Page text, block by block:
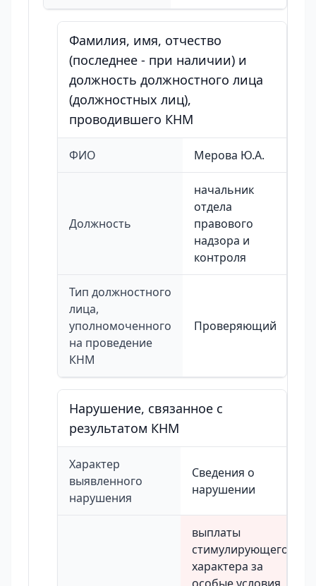
Фамилия, имя, отчество
(последнее - при наличии) и
должность должностного лица
(должностных лиц),
проводившего КНМ
ФИО Мерова Ю.А.
Должность
начальник
отдела
правового
надзора и
контроля
Тип должностного
лица,
уполномоченного
на проведение
КНМ
Проверяющий
Нарушение, связанное с
результатом КНМ
Характер
выявленного
нарушения
Сведения о
нарушении
выплаты
стимулирующего
характера за